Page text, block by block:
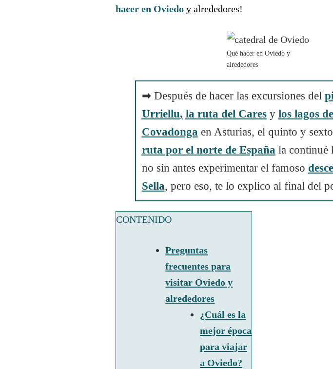
hacer en Oviedo y alrededores!
Qué hacer en Oviedo y
alrededores
➡ Después de hacer las excursiones del
Urriellu, la ruta del Caresy los lagos de
Covadonga en Asturias, el quinto y
ruta por el norte de España la continué
no sin antes experimentar el famoso
Sella, pero eso, te lo explico al final del
CONTENIDO
Preguntas
frecuentes para
visitar Oviedo y
alrededores
¿Cuál es la
mejor época
para viajar
a Oviedo?